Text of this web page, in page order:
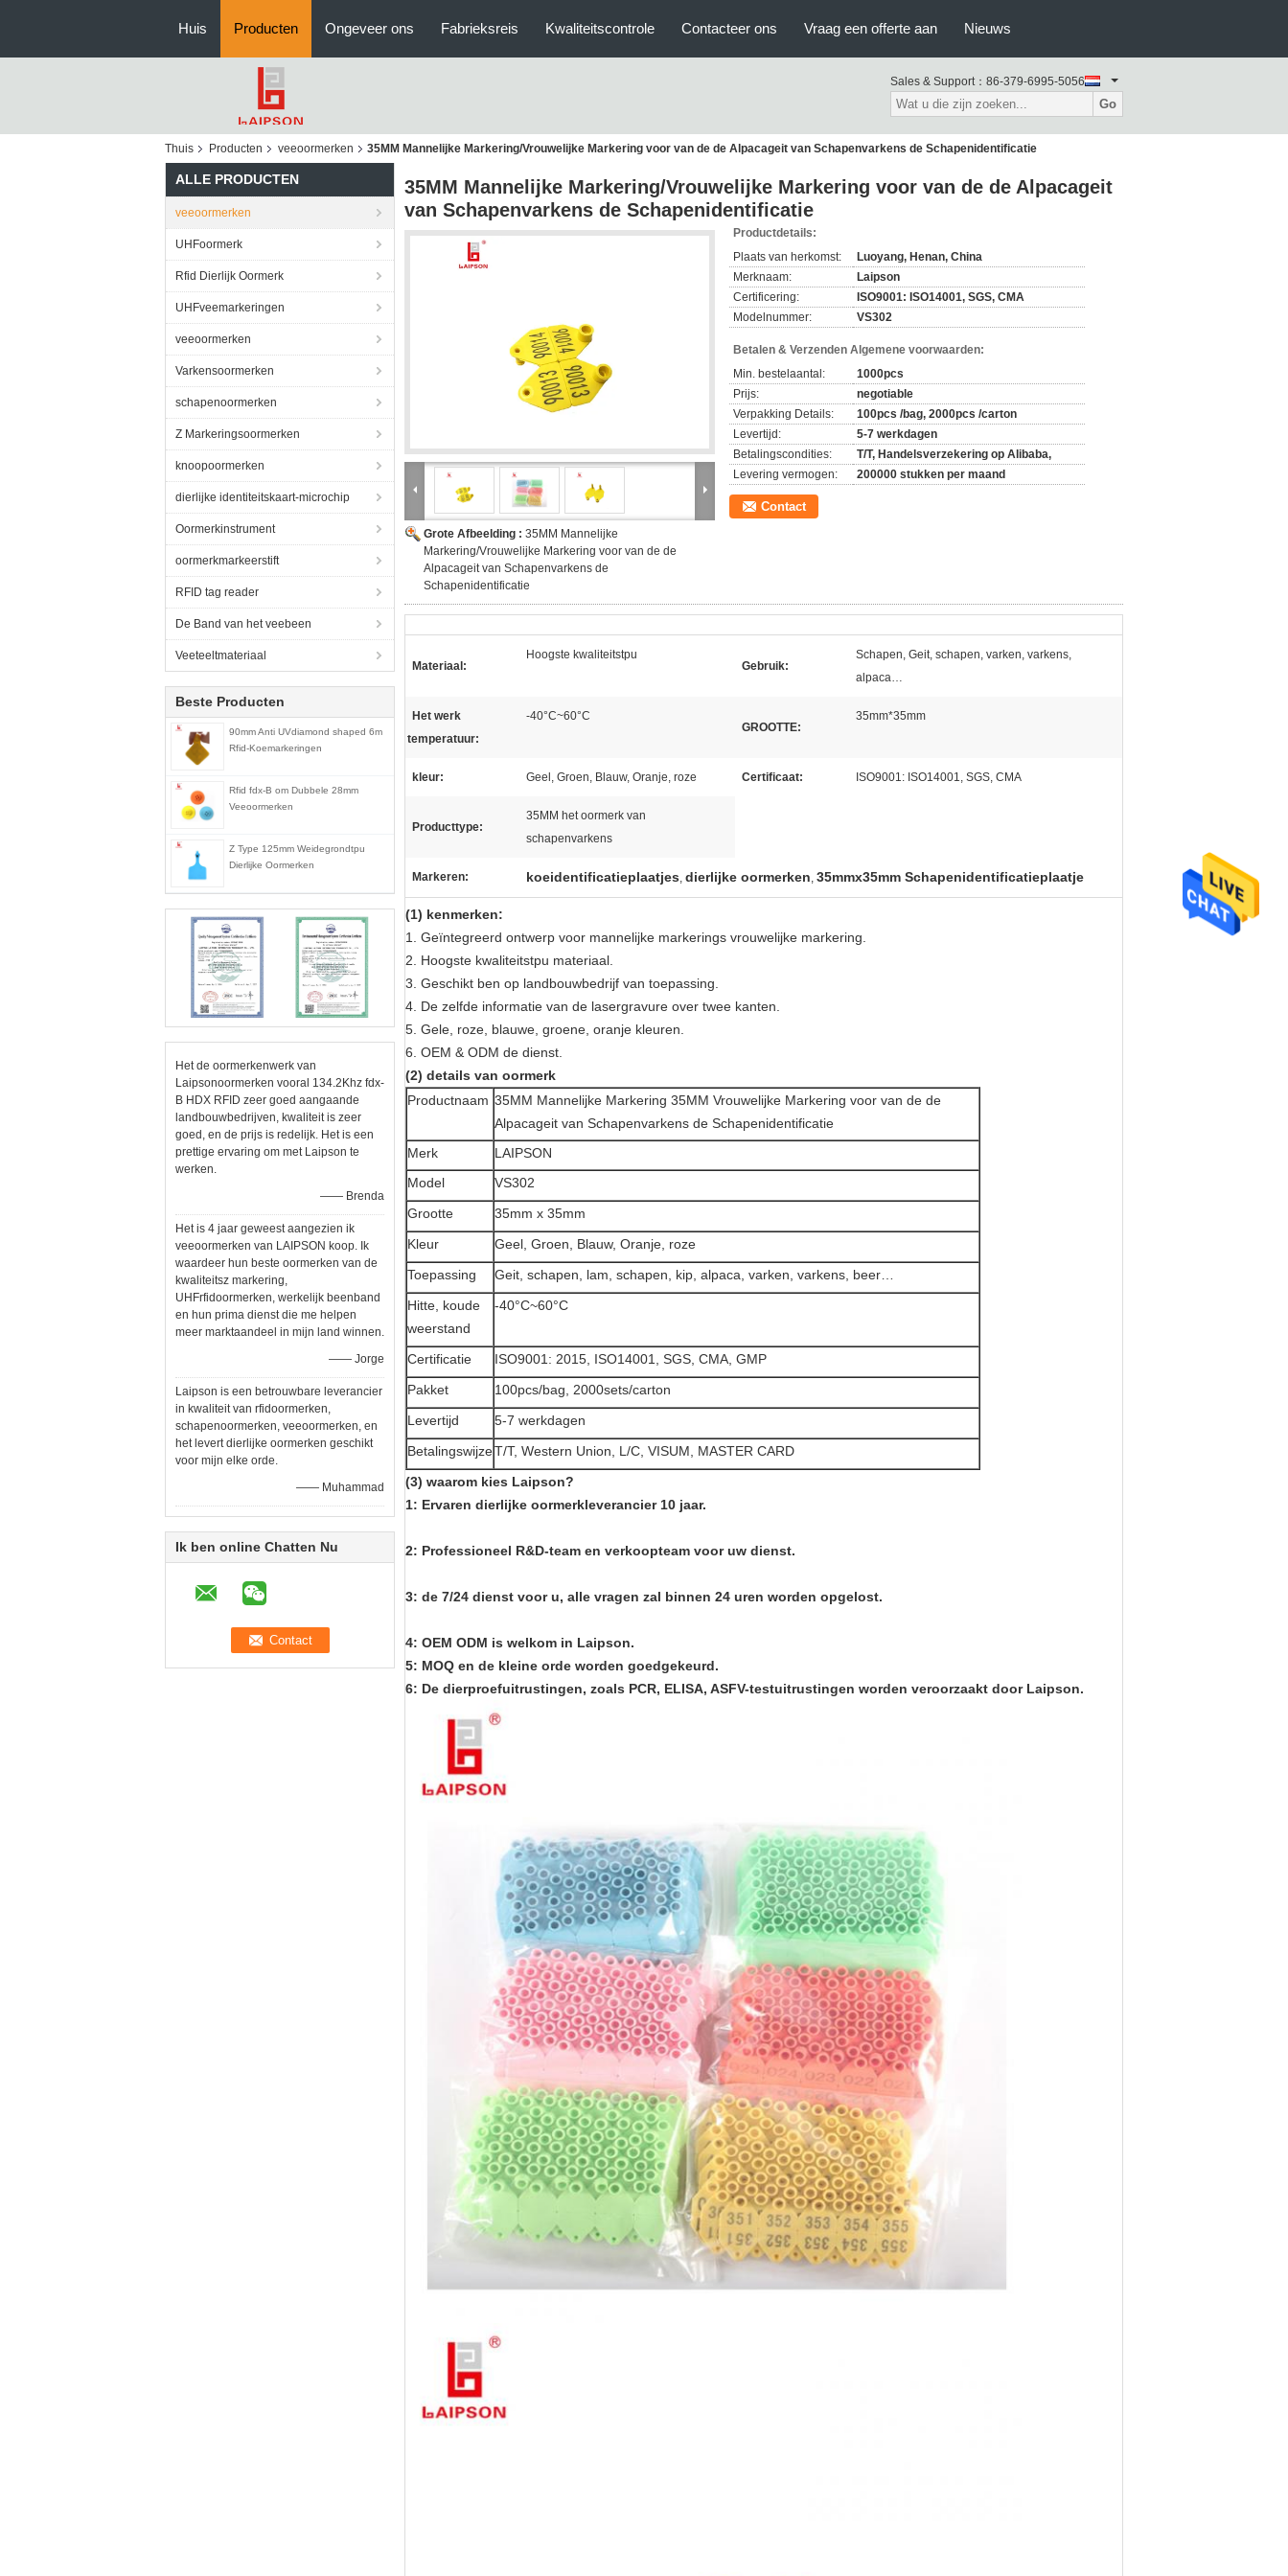
Huis Producten Ongeveer ons Fabrieksreis Kwaliteitscontrole Contacteer ons Vraag een offerte aan Nieuws
Sales & Support： 86-379-6995-5056
Go
Thuis Producten veeoormerken 35MM Mannelijke Markering/Vrouwelijke Markering voor van de de Alpacageit van Schapenvarkens de Schapenidentificatie
ALLE PRODUCTEN
veeoormerken
UHFoormerk
Rfid Dierlijk Oormerk
UHFveemarkeringen
veeoormerken
Varkensoormerken
schapenoormerken
Z Markeringsoormerken
knoopoormerken
dierlijke identiteitskaart-microchip
Oormerkinstrument
oormerkmarkeerstift
RFID tag reader
De Band van het veebeen
Veeteeltmateriaal
Beste Producten
90mm Anti UVdiamond shaped 6m
Rfid-Koemarkeringen
Rfid fdx-B om Dubbele 28mm
Veeoormerken
Z Type 125mm Weidegrondtpu
Dierlijke Oormerken
Het de oormerkenwerk van
Laipsonoormerken vooral 134.2Khz fdx-
B HDX RFID zeer goed aangaande
landbouwbedrijven, kwaliteit is zeer
goed, en de prijs is redelijk. Het is een
prettige ervaring om met Laipson te
werken.
—— Brenda
Het is 4 jaar geweest aangezien ik
veeoormerken van LAIPSON koop. Ik
waardeer hun beste oormerken van de
kwaliteitsz markering,
UHFrfidoormerken, werkelijk beenband
en hun prima dienst die me helpen
meer marktaandeel in mijn land winnen.
—— Jorge
Laipson is een betrouwbare leverancier
in kwaliteit van rfidoormerken,
schapenoormerken, veeoormerken, en
het levert dierlijke oormerken geschikt
voor mijn elke orde.
—— Muhammad
Ik ben online Chatten Nu
35MM Mannelijke Markering/Vrouwelijke Markering voor van de de Alpacageit
van Schapenvarkens de Schapenidentificatie
Grote Afbeelding : 35MM Mannelijke
Markering/Vrouwelijke Markering voor van de de
Alpacageit van Schapenvarkens de
Schapenidentificatie
Productdetails:
Plaats van herkomst:
Luoyang, Henan, China
Merknaam:
Laipson
Certificering:
ISO9001: ISO14001, SGS, CMA
Modelnummer:
VS302
Betalen & Verzenden Algemene voorwaarden:
Min. bestelaantal:
1000pcs
Prijs:
negotiable
Verpakking Details:
100pcs /bag, 2000pcs /carton
Levertijd:
5-7 werkdagen
Betalingscondities:
T/T, Handelsverzekering op Alibaba,
Levering vermogen:
200000 stukken per maand
Contact
Materiaal:
Hoogste kwaliteitstpu
Gebruik:
Schapen, Geit, schapen, varken, varkens,
alpaca…
Het werk
temperatuur:
-40°C~60°C
GROOTTE:
35mm*35mm
kleur: Geel, Groen, Blauw, Oranje, roze Certificaat: ISO9001: ISO14001, SGS, CMA
Producttype:
35MM het oormerk van
schapenvarkens
Markeren: koeidentificatieplaatjes, dierlijke oormerken, 35mmx35mm Schapenidentificatieplaatje
(1) kenmerken:
1. Geïntegreerd ontwerp voor mannelijke markerings vrouwelijke markering.
2. Hoogste kwaliteitstpu materiaal.
3. Geschikt ben op landbouwbedrijf van toepassing.
4. De zelfde informatie van de lasergravure over twee kanten.
5. Gele, roze, blauwe, groene, oranje kleuren.
6. OEM & ODM de dienst.
(2) details van oormerk
Productnaam 35MM Mannelijke Markering 35MM Vrouwelijke Markering voor van de de
Alpacageit van Schapenvarkens de Schapenidentificatie
Merk
LAIPSON
Model
VS302
Grootte
35mm x 35mm
Kleur
Geel, Groen, Blauw, Oranje, roze
Toepassing
Geit, schapen, lam, schapen, kip, alpaca, varken, varkens, beer…
Hitte, koude
weerstand
-40°C~60°C
Certificatie
ISO9001: 2015, ISO14001, SGS, CMA, GMP
Pakket
100pcs/bag, 2000sets/carton
Levertijd
5-7 werkdagen
BetalingswijzeT/T, Western Union, L/C, VISUM, MASTER CARD
(3) waarom kies Laipson?
1: Ervaren dierlijke oormerkleverancier 10 jaar.
2: Professioneel R&D-team en verkoopteam voor uw dienst.
3: de 7/24 dienst voor u, alle vragen zal binnen 24 uren worden opgelost.
4: OEM ODM is welkom in Laipson.
5: MOQ en de kleine orde worden goedgekeurd.
6: De dierproefuitrustingen, zoals PCR, ELISA, ASFV-testuitrustingen worden veroorzaakt door Laipson.